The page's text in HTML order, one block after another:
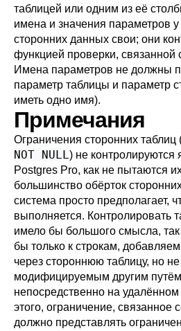
таблицей или одним из её
имена и значения параметров
сторонних данных свои; они
функцией проверки, связанной
Имена параметров не должны
параметр таблицы и параметр
иметь одно имя).
Примечания
Ограничения сторонних таблиц
NOT NULL) не контролируются
Postgres Pro, как не пытаются
большинство обёрток
система просто предполагает,
выполняется. Контролировать
имело бы большого смысла,
бы только к строкам,
через стороннюю таблицу, но не
модифицируемым другим
непосредственно на
этого, ограничение, связанное
должно представлять